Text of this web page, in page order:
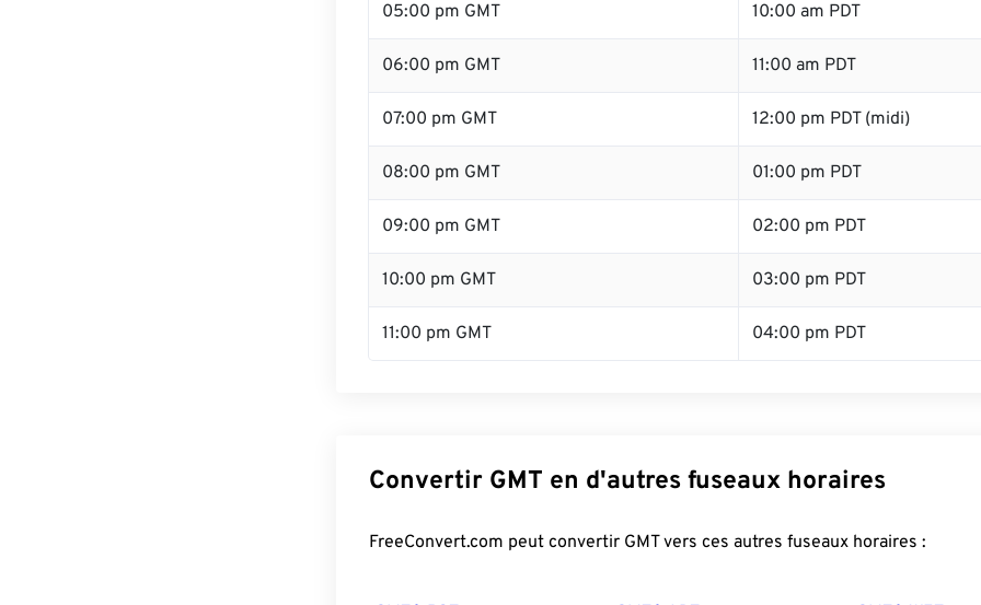
05:00 pm GMT 10:00 am PDT
06:00 pm GMT 11:00 am PDT
07:00 pm GMT 12:00 pm PDT (midi)
08:00 pm GMT 01:00 pm PDT
09:00 pm GMT 02:00 pm PDT
10:00 pm GMT 03:00 pm PDT
11:00 pm GMT 04:00 pm PDT
Convertir GMT en d'autres fuseaux horaires
FreeConvert.com peut convertir GMT vers ces autres fuseaux horaires :